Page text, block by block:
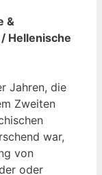
&
Hellenische
Jahren, die
Zweiten
war,
von
oder